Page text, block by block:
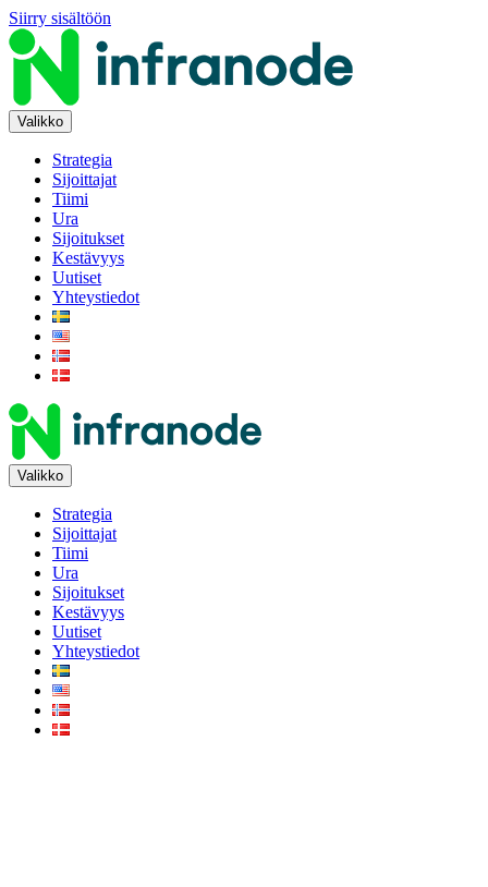
Siirry sisältöön
Valikko
Strategia
Sijoittajat
Tiimi
Ura
Sijoitukset
Kestävyys
Uutiset
Yhteystiedot
Valikko
Strategia
Sijoittajat
Tiimi
Ura
Sijoitukset
Kestävyys
Uutiset
Yhteystiedot